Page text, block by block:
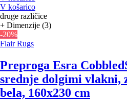
V košarico
druge različice
+ Dimenzije (3)
-20%
Flair Rugs
Preproga Esra Cobbled
srednje dolgimi vlakni,
bela, 160x230 cm